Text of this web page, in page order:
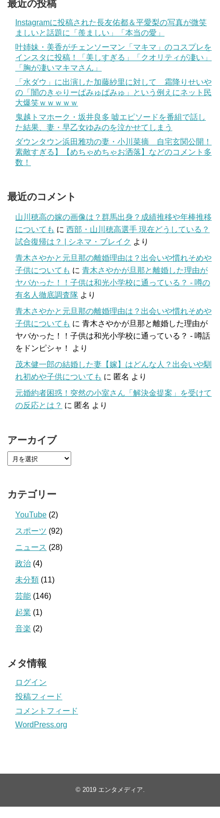
最近の投稿
Instagramに投稿された長友佑都＆平愛梨の写真が微笑
ましいと話題に「羨ましい」「本当の愛」
叶姉妹・美香がチェンソーマン「マキマ」のコスプレを
インスタに投稿！「美しすぎる」「クオリティが凄い」
「胸が凄いマキマさん」
「水ダウ」に出演した加藤紗里に対して 霜降りせいや
の「闇のきゃりーぱみゅぱみゅ」という例えにネット民
大爆笑ｗｗｗｗｗ
鬼越トマホーク・坂井良多 嘘エピソードを番組で話し
た結果、妻・早乙女ゆみのを泣かせてしまう
ダウンタウン浜田雅功の妻・小川菜摘 自宅玄関公開！
素敵すぎる】【めちゃめちゃお洒落】などのコメント多
数！
最近のコメント
山川穂高の嫁の画像は？群馬出身？成績推移や年棒推移
についても に 西部・山川穂高選手 現在どうしている？
試合復帰は？ | シネマ・ブレイク より
青木さやかと元旦那の離婚理由は？出会いや慣れそめや
子供についても に 青木さやかが旦那と離婚した理由が
ヤバかった！！子供は和光小学校に通っている？ - 噂の
有名人徹底調査隊 より
青木さやかと元旦那の離婚理由は？出会いや慣れそめや
子供についても に 青木さやかが旦那と離婚した理由が
ヤバかった！！子供は和光小学校に通っている？ - 噂話
をドンピシャ！
より
茂木健一郎の結婚した妻【嫁】はどんな人？出会いや馴
れ初めや子供についても に 匿名 より
元婚約者困惑！突然の小室さん「解決金提案」を受けて
の反応とは？ に 匿名 より
アーカイブ
カテゴリー
YouTube (2)
スポーツ (92)
ニュース (28)
政治 (4)
未分類 (11)
芸能 (146)
起業 (1)
音楽 (2)
メタ情報
ログイン
投稿フィード
コメントフィード
WordPress.org
© 2019 エンタメディア.